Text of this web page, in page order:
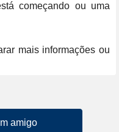
começando ou uma
mais informações ou
amigo